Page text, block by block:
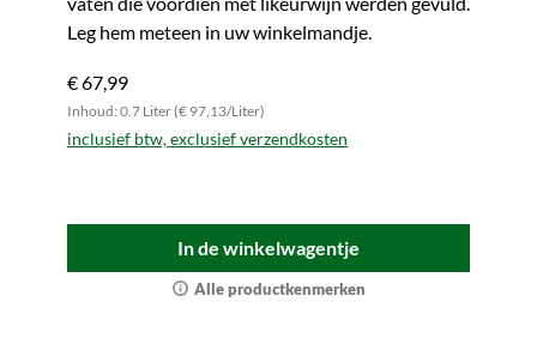
Leg hem meteen in uw winkelmandje.
€ 67,99
Inhoud: 0.7 Liter (€ 97,13/Liter)
inclusief btw, exclusief verzendkosten
In de winkelwagentje
Alle productkenmerken